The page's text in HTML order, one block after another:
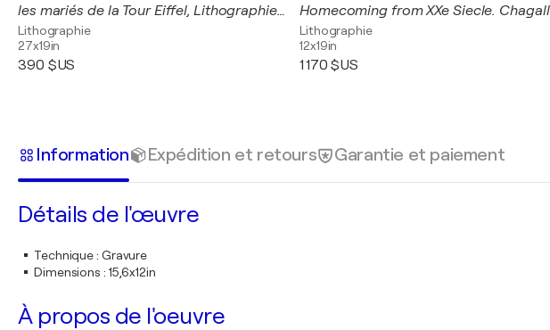
les mariés de la Tour Eiffel, Lithographie signée
Lithographie
27x19in
390 $US
Lithographie
12x19in
1 170 $US
Information Expédition et retours Garantie et paiement
Détails de l'œuvre
Technique: Gravure
Dimensions : 15,6x12in
À propos de l'oeuvre